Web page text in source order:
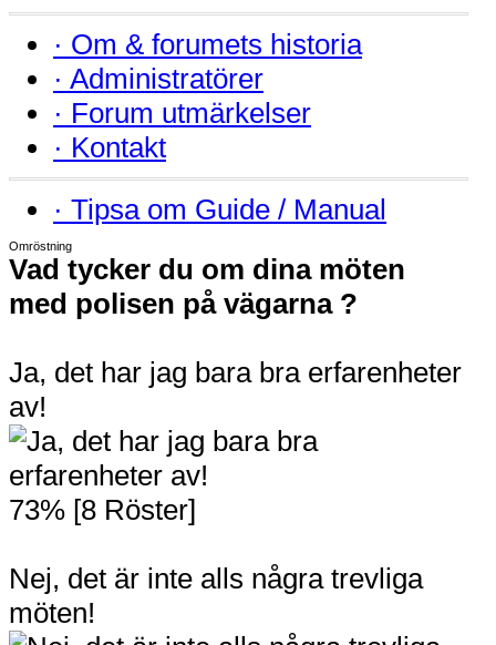
· Om & forumets historia
· Administratörer
· Forum utmärkelser
· Kontakt
· Tipsa om Guide / Manual
Omröstning
Vad tycker du om dina möten
med polisen på vägarna ?
Ja, det har jag bara bra erfarenheter
av!
73% [8 Röster]
Nej, det är inte alls några trevliga
möten!